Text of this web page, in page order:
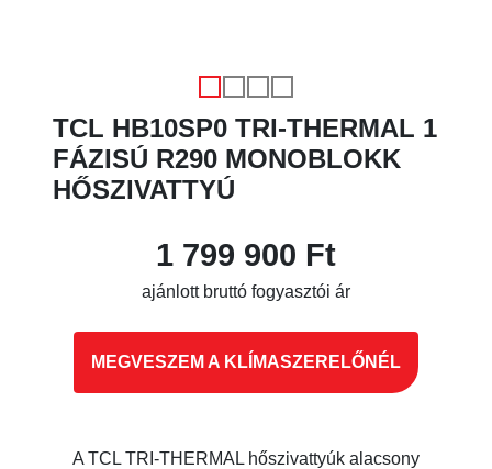
TCL HB10SP0 TRI-THERMAL 1
FÁZISÚ R290 MONOBLOKK
HŐSZIVATTYÚ
1 799 900 Ft
ajánlott bruttó fogyasztói ár
MEGVESZEM A KLÍMASZERELŐNÉL
A TCL TRI-THERMAL hőszivattyúk alacsony